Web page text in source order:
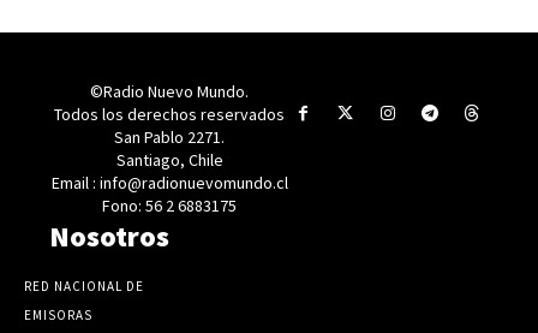
©Radio Nuevo Mundo.
Todos los derechos reservados
San Pablo 2271.
Santiago, Chile
Email : info@radionuevomundo.cl
Fono: 56 2 6883175
Nosotros
RED NACIONAL DE
EMISORAS